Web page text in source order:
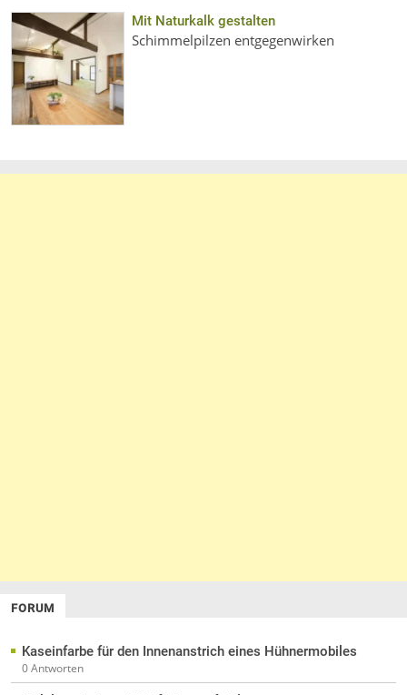
Mit Naturkalk gestalten
Schimmelpilzen entgegenwirken
FORUM
Kaseinfarbe für den Innenanstrich eines Hühnermobiles
0 Antworten